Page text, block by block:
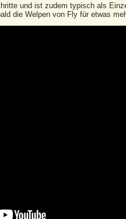
und ist zudem typisch als
die Welpen von Fly für etwas